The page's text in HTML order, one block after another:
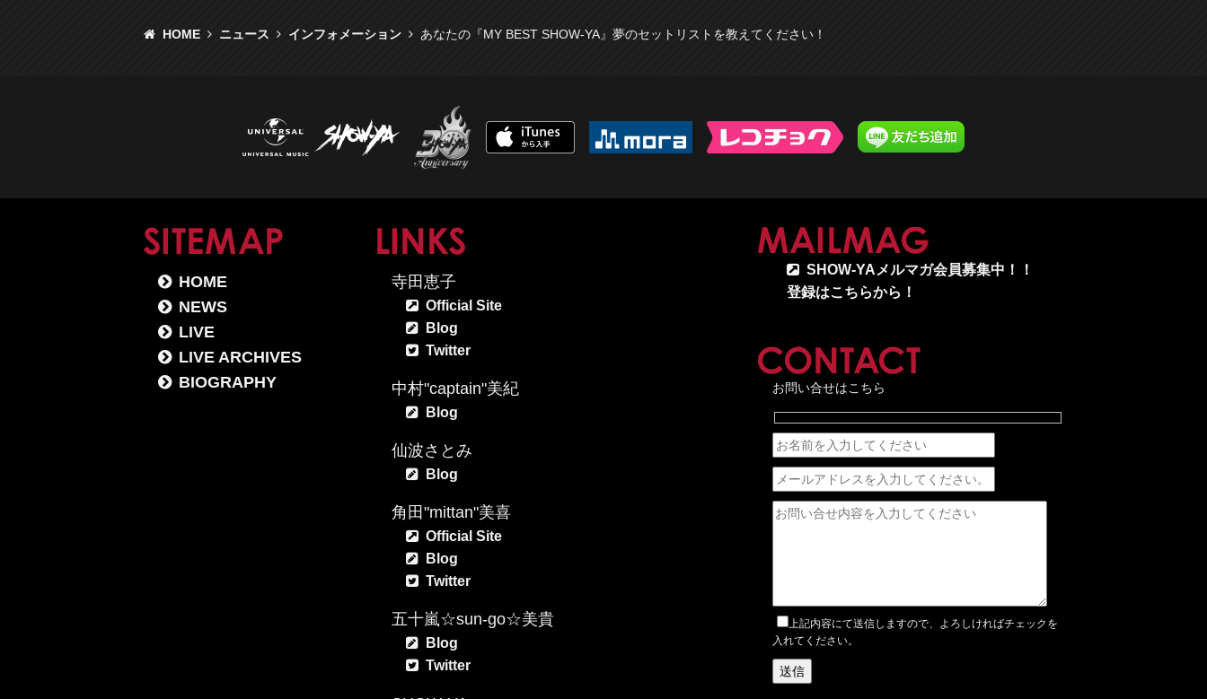
HOME ニュース インフォメーション あなたの『MY BEST SHOW-YA』夢のセットリストを教えてください！
SITEMAP
HOME
NEWS
LIVE
LIVE ARCHIVES
BIOGRAPHY
LINKS
寺田恵子
Official Site
Blog
Twitter
中村"captain"美紀
Blog
仙波さとみ
Blog
角田"mittan"美喜
Official Site
Blog
Twitter
五十嵐☆sun-go☆美貴
Blog
Twitter
SHOW-YAメルマガ会員募集中！！
登録はこちらから！
お問い合せはこちら
上記内容にて送信しますので、よろしければチェックを
入れてください。